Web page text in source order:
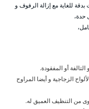
للغاية مع إزالة الرفوف و
حدة،
أو المفقودة.
الزجاجية و أيضا المراوح
من التنظيف العميق له.